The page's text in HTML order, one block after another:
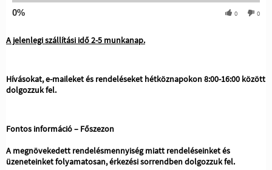
0% 0 0
A jelenlegi szállítási idő 2-5 munkanap.
Hívásokat, e-maileket és rendeléseket hétköznapokon 8:00-16:00 között
dolgozzuk fel.
Fontos információ – Főszezon
A megnövekedett rendelésmennyiség miatt rendeléseinket és
üzeneteinket folyamatosan, érkezési sorrendben dolgozzuk fel.